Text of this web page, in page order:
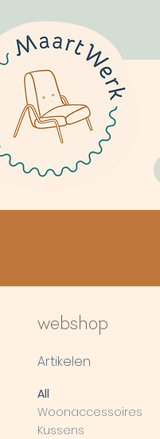
webshop
Artikelen
All
Woonaccessoires
Kussens